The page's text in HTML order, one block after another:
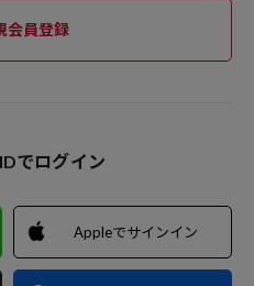
会員登録
でログイン
Appleでサインイン